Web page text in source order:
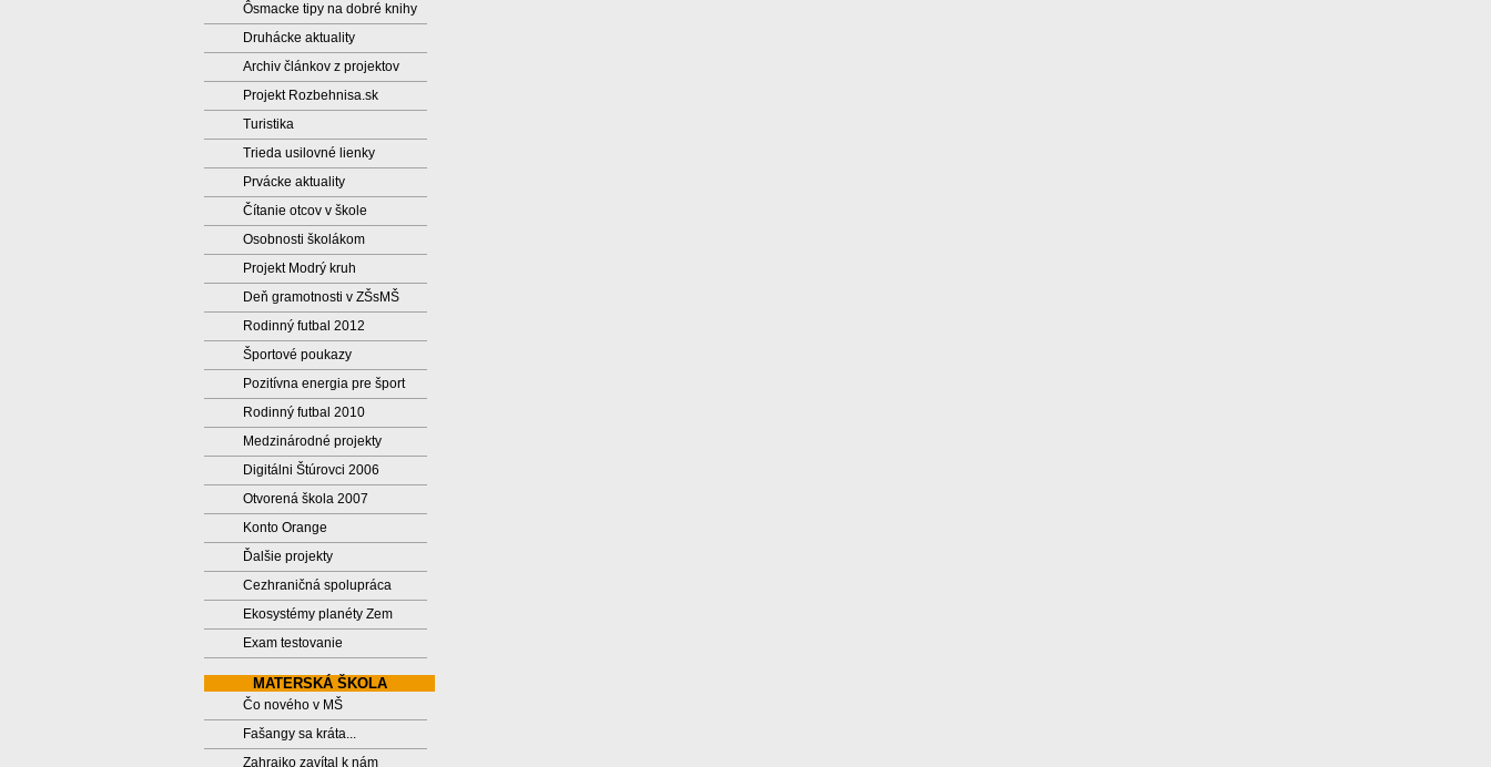
Ôsmacke tipy na dobré knihy
Druhácke aktuality
Archiv článkov z projektov
Projekt Rozbehnisa.sk
Turistika
Trieda usilovné lienky
Prvácke aktuality
Čítanie otcov v škole
Osobnosti školákom
Projekt Modrý kruh
Deň gramotnosti v ZŠsMŠ
Rodinný futbal 2012
Športové poukazy
Pozitívna energia pre šport
Rodinný futbal 2010
Medzinárodné projekty
Digitálni Štúrovci 2006
Otvorená škola 2007
Konto Orange
Ďalšie projekty
Cezhraničná spolupráca
Ekosystémy planéty Zem
Exam testovanie
MATERSKÁ ŠKOLA
Čo nového v MŠ
Fašangy sa kráta...
Zahrajko zavítal k nám